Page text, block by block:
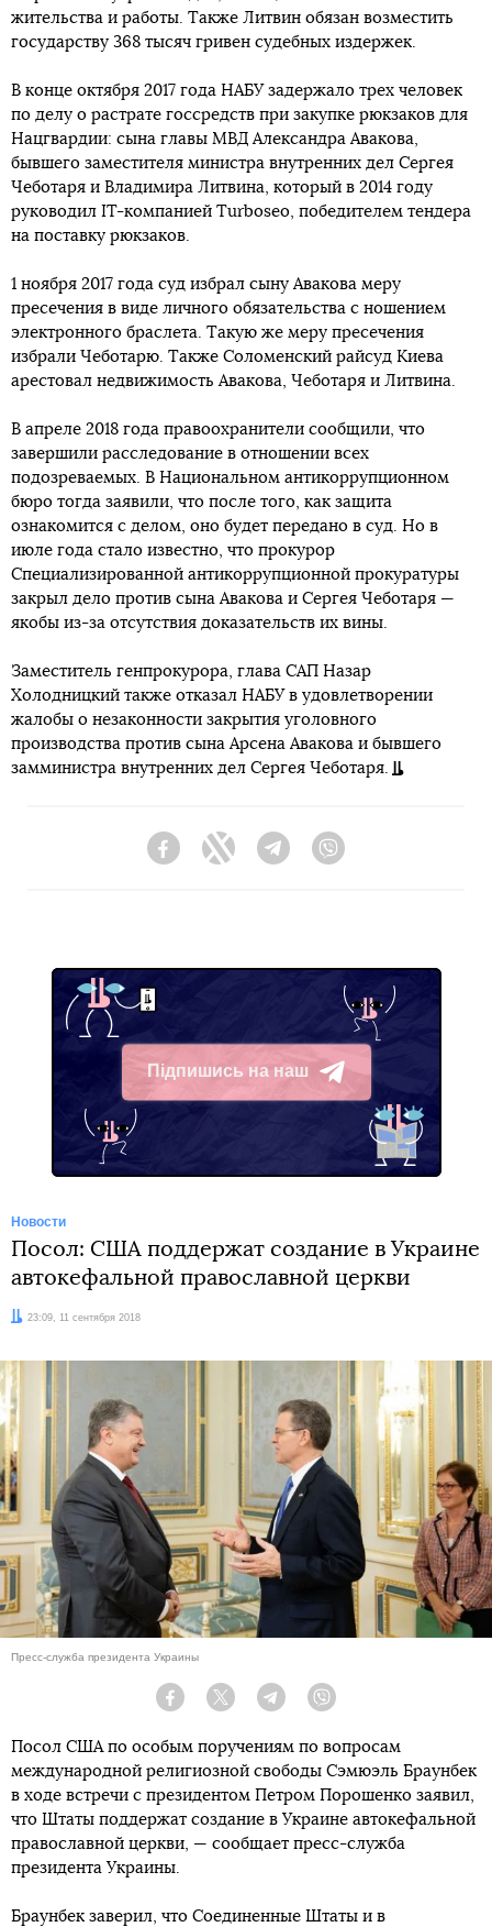
жительства и работы. Также Литвин обязан возместить
государству 368 тысяч гривен судебных издержек.
В конце октября 2017 года НАБУ задержало трех человек
по делу о растрате госсредств при закупке рюкзаков для
Нацгвардии: сына главы МВД Александра Авакова,
бывшего заместителя министра внутренних дел Сергея
Чеботаря и Владимира Литвина, который в 2014 году
руководил IT-компанией Turboseo, победителем тендера
на поставку рюкзаков.
1 ноября 2017 года суд избрал сыну Авакова меру
пресечения в виде личного обязательства с ношением
электронного браслета. Такую же меру пресечения
избрали Чеботарю. Также Соломенский райсуд Киева
арестовал недвижимость Авакова, Чеботаря и Литвина.
В апреле 2018 года правоохранители сообщили, что
завершили расследование в отношении всех
подозреваемых. В Национальном антикоррупционном
бюро тогда заявили, что после того, как защита
ознакомится с делом, оно будет передано в суд. Но в
июле года стало известно, что прокурор
Специализированной антикоррупционной прокуратуры
закрыл дело против сына Авакова и Сергея Чеботаря —
якобы из-за отсутствия доказательств их вины.
Заместитель генпрокурора, глава САП Назар
Холодницкий также отказал НАБУ в удовлетворении
жалобы о незаконности закрытия уголовного
производства против сына Арсена Авакова и бывшего
замминистра внутренних дел Сергея Чеботаря.
FacebookTwitter Telegram
Підпишись на наш
Telegram
Новости
Посол: США поддержат создание в Украине
автокефальной православной церкви
Дата:23:09, 11 сентября 2018
Пресс-служба президента Украины
Facebook Twitter Telegram
Посол США по особым поручениям по вопросам
международной религиозной свободы Сэмюэль Браунбек
в ходе встречи с президентом Петром Порошенко заявил,
что Штаты поддержат создание в Украине автокефальной
православной церкви, — сообщает пресс-служба
президента Украины.
Браунбек заверил, что Соединенные Штаты и в